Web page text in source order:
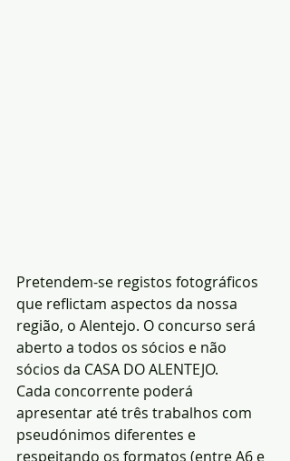
Pretendem-se registos fotográficos
que reflictam aspectos da nossa
região, o Alentejo. O concurso será
aberto a todos os sócios e não
sócios da CASA DO ALENTEJO.
Cada concorrente poderá
apresentar até três trabalhos com
pseudónimos diferentes e
respeitando os formatos (entre A6 e